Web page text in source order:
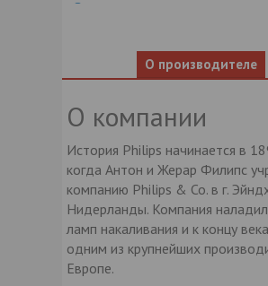
О производителе
О компании
История Philips начинается в
когда Антон и Жерар Филипс
компанию Philips & Co. в г.
Нидерланды. Компания
ламп накаливания и к концу
одним из крупнейших
Европе.